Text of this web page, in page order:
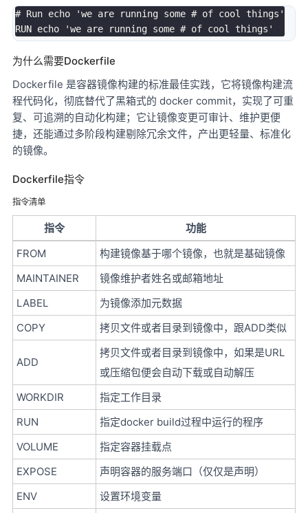
# Run echo 'we are running some # of cool things'
RUN echo 'we are running some # of cool things'
为什么需要Dockerfile
Dockerfile 是容器镜像构建的标准最佳实践，它将镜像构建流
程代码化，彻底替代了黑箱式的 docker commit，实现了可重
复、可追溯的自动化构建；它让镜像变更可审计、维护更便
捷，还能通过多阶段构建剔除冗余文件，产出更轻量、标准化
的镜像。
Dockerfile指令
指令清单
指令
功能
FROM
构建镜像基于哪个镜像，也就是基础镜像
MAINTAINER
镜像维护者姓名或邮箱地址
LABEL
为镜像添加元数据
COPY
拷贝文件或者目录到镜像中，跟ADD类似
ADD
拷贝文件或者目录到镜像中，如果是URL
或压缩包便会自动下载或自动解压
WORKDIR
指定工作目录
RUN
指定docker build过程中运行的程序
VOLUME
指定容器挂载点
EXPOSE
声明容器的服务端口（仅仅是声明）
ENV
设置环境变量